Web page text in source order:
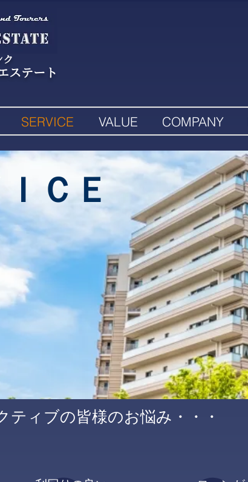
ク
ステート
SERVICE VALUE COMPANY
ＣＥ
ティブの皆様のお悩み・・・